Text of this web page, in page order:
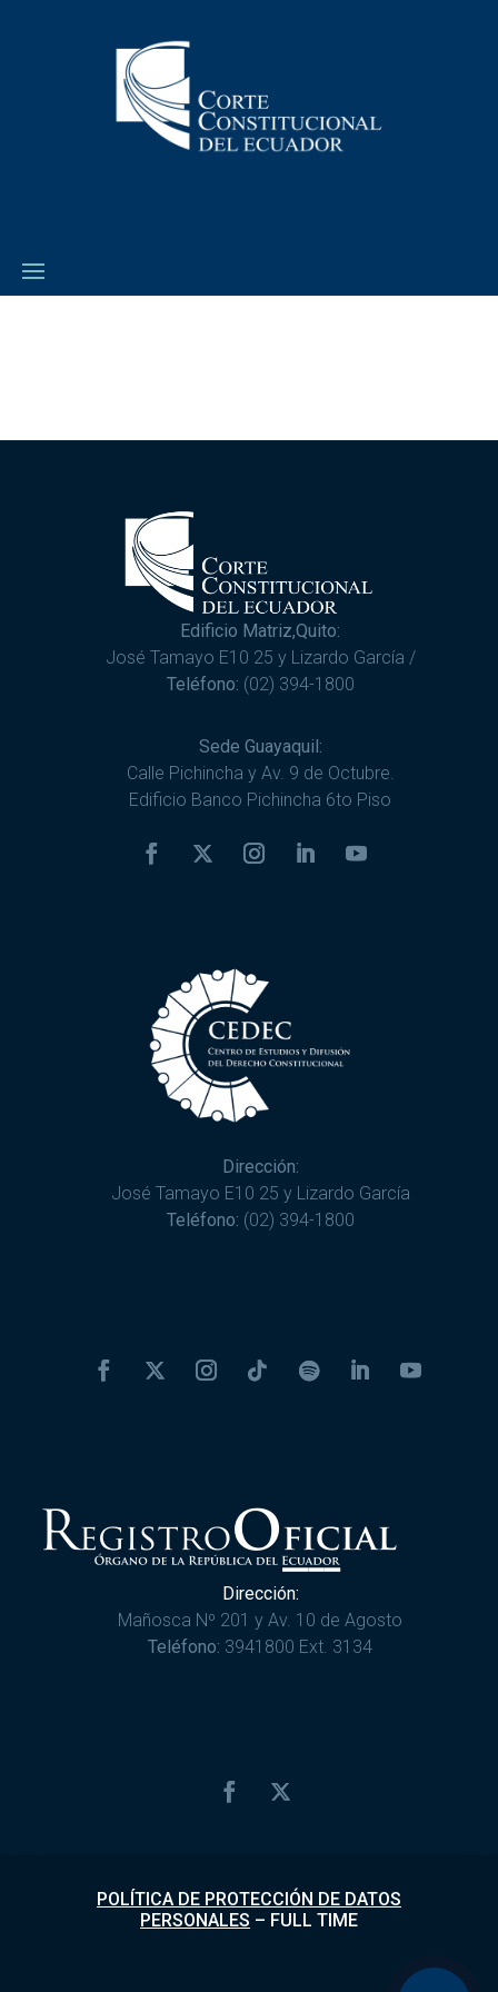
Edificio Matriz,Quito:
José Tamayo E10 25 y Lizardo García /
Teléfono: (02) 394-1800
Sede Guayaquil:
Calle Pichincha y Av. 9 de Octubre.
Edificio Banco Pichincha 6to Piso
Dirección:
José Tamayo E10 25 y Lizardo García
Teléfono: (02) 394-1800
Dirección:
Mañosca Nº 201 y Av. 10 de Agosto
Teléfono: 3941800 Ext. 3134
POLÍTICA DE PROTECCIÓN DE DATOS
PERSONALES – FULL TIME